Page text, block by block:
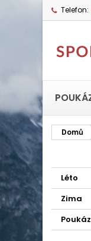
Telefon:
Domů
Léto
Zima